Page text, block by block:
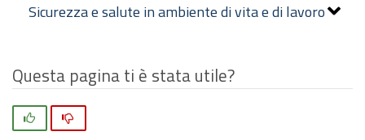
Sicurezza e salute in ambiente di vita e di lavoro
Questa pagina ti è stata utile?